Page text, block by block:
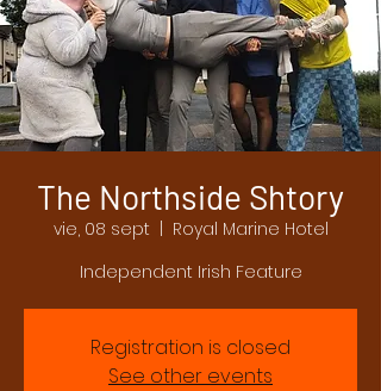
The Northside Shtory
vie, 08 sept
Royal Marine Hotel
Independent Irish Feature
Registration is closed
See other events